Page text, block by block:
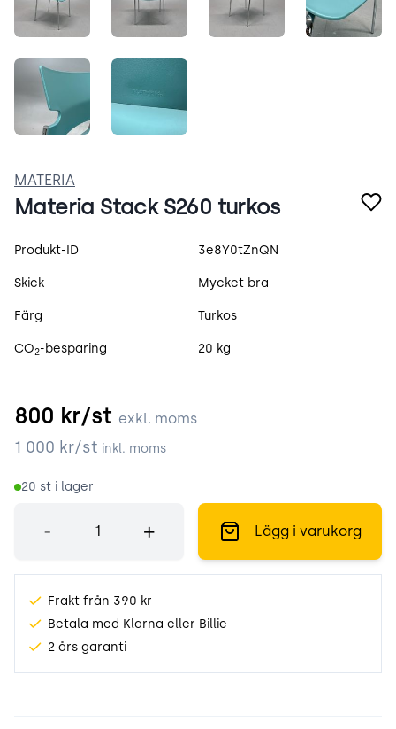
jtaO7Q_ftFKb.jpegUkTu64qfHr6J.jpeg
MATERIA
Materia Stack S260 turkos
Produktspecifikation
Produkt-ID 3e8Y0tZnQN
Skick Mycket bra
Färg Turkos
CO2-besparing 20 kg
800 kr/st exkl. moms
1 000 kr/st inkl. moms
20 st i lager
- + Lägg i varukorg
Frakt från 390 kr
Betala med Klarna eller Billie
2 års garanti